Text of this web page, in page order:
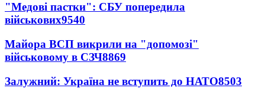
"Медові пастки": СБУ попередила
військових9540
Майора ВСП викрили на "допомозі"
військовому в СЗЧ8869
Залужний: Україна не вступить до НАТО8503